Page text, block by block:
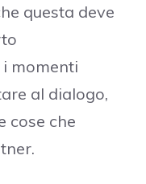
questa deve
momenti
al dialogo,
cose che